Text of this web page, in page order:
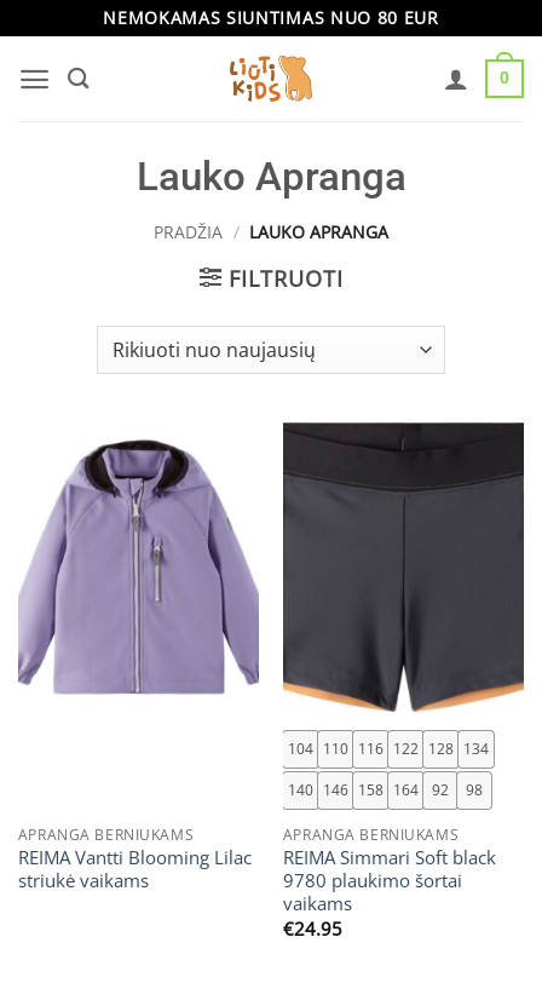
content
NEMOKAMAS SIUNTIMAS NUO 80 EUR
0
Lauko Apranga
PRADŽIA / LAUKO APRANGA
FILTRUOTI
APRANGA BERNIUKAMS
REIMA Vantti Blooming Lilac
striukė vaikams
104 110 116 122 128 134
140 146 158 164 92 98
APRANGA BERNIUKAMS
REIMA Simmari Soft black
9780 plaukimo šortai
vaikams
€24.95